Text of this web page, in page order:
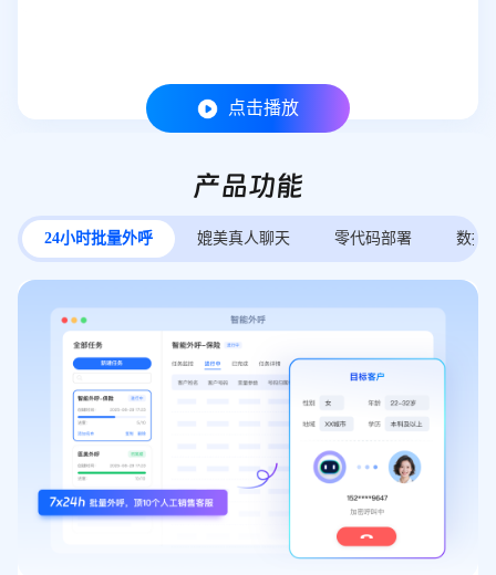
点击播放
产品功能
24小时批量外呼 媲美真人聊天 零代码部署 数据